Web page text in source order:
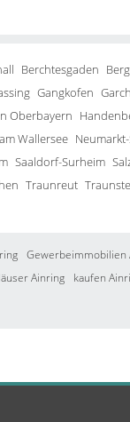
Berchtesgaden
Gangkofen
Oberbayern
Wallersee
Saaldorf-Surheim
Traunreut
Gewerbeimmobilien
Ainring kaufen